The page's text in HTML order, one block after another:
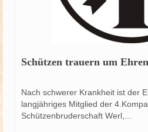
Schützen trauern um
Nach schwerer Krankheit ist der
langjähriges Mitglied der
Schützenbruderschaft Werl,...